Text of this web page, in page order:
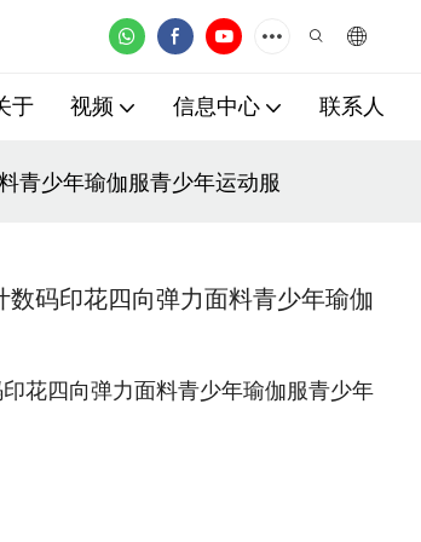
于 视频 信息中心 联系人
青少年瑜伽服青少年运动服
码印花四向弹力面料青少年瑜伽
花四向弹力面料青少年瑜伽服青少年